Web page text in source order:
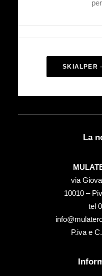
SKIALPER
La
via
10010 –
tel
P.iva e